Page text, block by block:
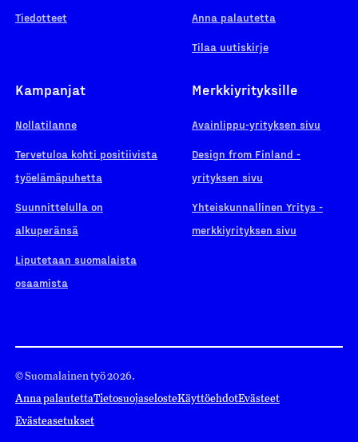
Tiedotteet Anna palautetta
Tilaa uutiskirje
Kampanjat
Nollatilanne
Tervetuloa kohti positiivista
työelämäpuhetta
Suunnittelulla on
alkuperänsä
Liputetaan suomalaista
osaamista
Merkkiyrityksille
Avainlippu-yrityksen sivu
Design from Finland -
yrityksen sivu
Yhteiskunnallinen Yritys -
merkkiyrityksen sivu
© Suomalainen työ 2026.
Anna palautettaTietosuojaselosteKäyttöehdotEvästeet
Evästeasetukset